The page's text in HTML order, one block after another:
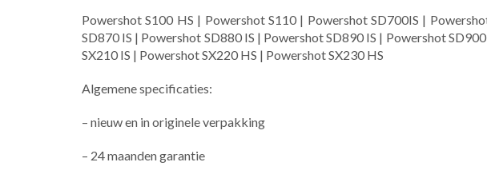
Powershot S100 HS | Powershot S110 | Powershot SD700IS |
SD870 IS | Powershot SD880 IS | Powershot SD890 IS | Powershot
SX210 IS | Powershot SX220 HS | Powershot SX230 HS
Algemene specificaties:
– nieuw en in originele verpakking
– 24 maanden garantie